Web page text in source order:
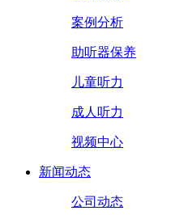
案例分析
助听器保养
儿童听力
成人听力
视频中心
新闻动态
公司动态